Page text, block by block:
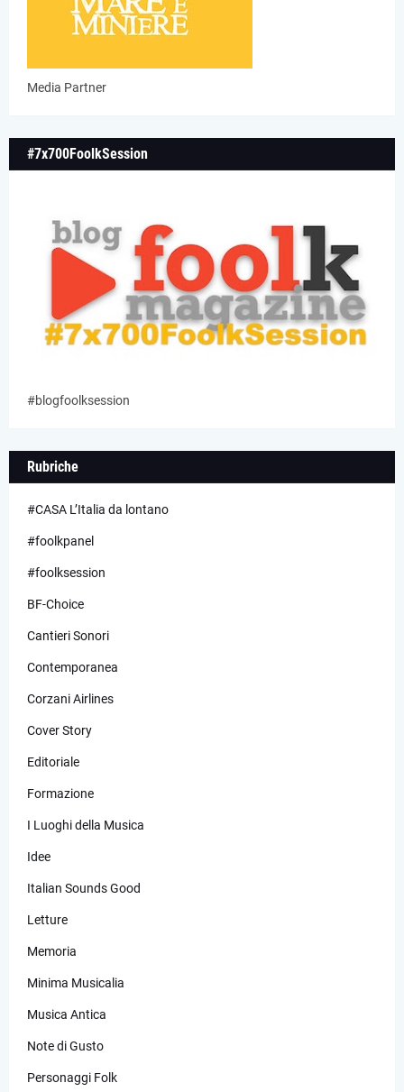
Media Partner
#7x700FoolkSession
#blogfoolksession
Rubriche
#CASA L’Italia da lontano
#foolkpanel
#foolksession
BF-Choice
Cantieri Sonori
Contemporanea
Corzani Airlines
Cover Story
Editoriale
Formazione
I Luoghi della Musica
Idee
Italian Sounds Good
Letture
Memoria
Minima Musicalia
Musica Antica
Note di Gusto
Personaggi Folk